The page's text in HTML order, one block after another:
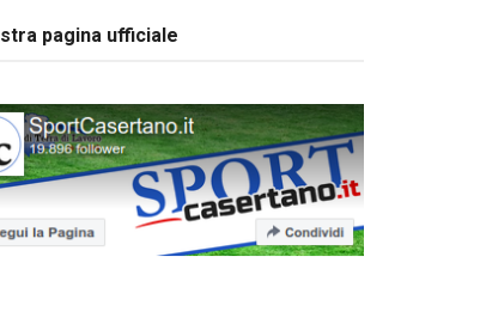
pagina ufficiale